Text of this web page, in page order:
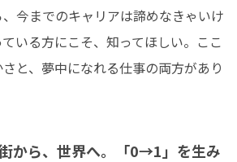
、今までのキャリアは諦めなきゃいけ
いる方にこそ、知ってほしい。ここ
と、夢中になれる仕事の両方があり
から、世界へ。「0→1」を生み